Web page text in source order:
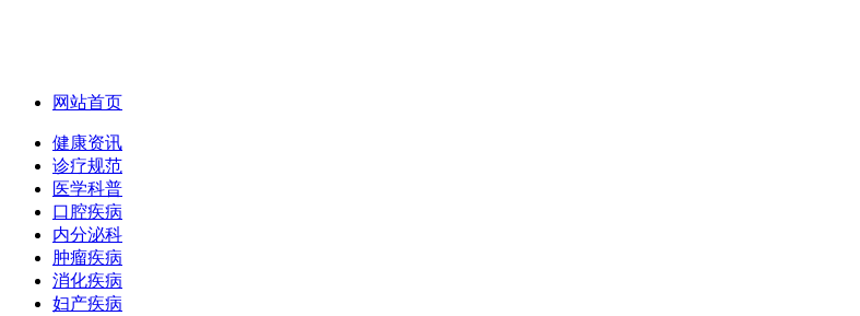
网站首页
健康资讯
诊疗规范
医学科普
口腔疾病
内分泌科
肿瘤疾病
消化疾病
妇产疾病